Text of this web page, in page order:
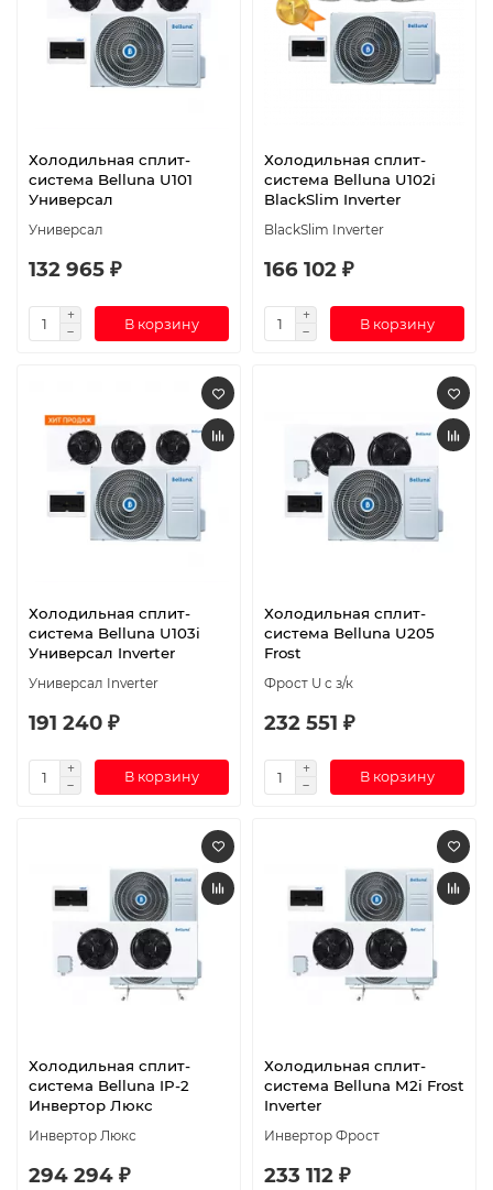
Холодильная сплит-
система Belluna U101
Универсал
Универсал
132 965 ₽
В корзину
Холодильная сплит-
система Belluna U102i
BlackSlim Inverter
BlackSlim Inverter
166 102 ₽
В корзину
Холодильная сплит-
система Belluna U103i
Универсал Inverter
Универсал Inverter
191 240 ₽
В корзину
Холодильная сплит-
система Belluna U205
Frost
Фрост U с з/к
232 551 ₽
В корзину
Холодильная сплит-
система Belluna IP-2
Инвертор Люкс
Инвертор Люкс
294 294 ₽
Холодильная сплит-
система Belluna M2i Frost
Inverter
Инвертор Фрост
233 112 ₽